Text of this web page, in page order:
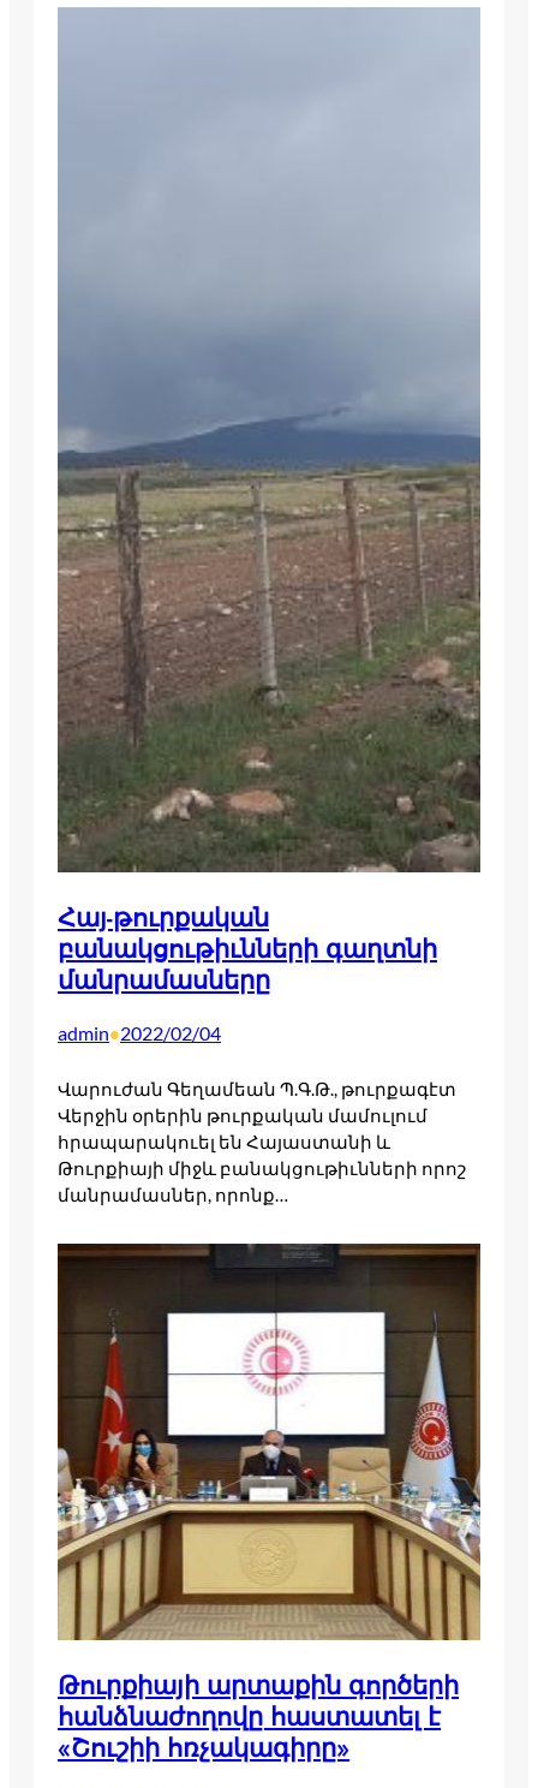
Հայ-թուրքական
բանակցութիւնների գաղտնի
մանրամասները
admin•2022/02/04
Վարուժան Գեղամեան Պ.Գ.Թ., թուրքագէտ
Վերջին օրերին թուրքական մամուլում
հրապարակուել են Հայաստանի և
Թուրքիայի միջև բանակցութիւնների որոշ
մանրամասներ, որոնք…
Թուրքիայի արտաքին գործերի
հանձնաժողովը հաստատել է
«Շուշիի հռչակագիրը»